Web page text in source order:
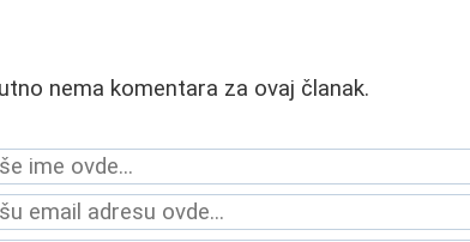
nema komentara za ovaj članak.